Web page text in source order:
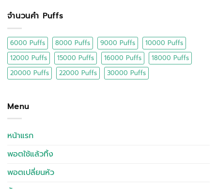
จำนวนคำ Puffs
6000 Puffs 8000 Puffs 9000 Puffs
10000 Puffs
12000 Puffs
15000 Puffs 16000 Puffs
18000 Puffs
20000 Puffs
22000 Puffs 30000 Puffs
Menu
หน้าแรก
พอตใช้แล้วทิ้ง
พอตเปลี่ยนหัว